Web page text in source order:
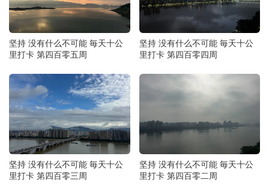
坚持 没有什么不可能 毎天十公
里打卡 第四百零五周
坚持 没有什么不可能 毎天十公
里打卡 第四百零四周
坚持 没有什么不可能 毎天十公
里打卡 第四百零三周
坚持 没有什么不可能 毎天十公
里打卡 第四百零二周